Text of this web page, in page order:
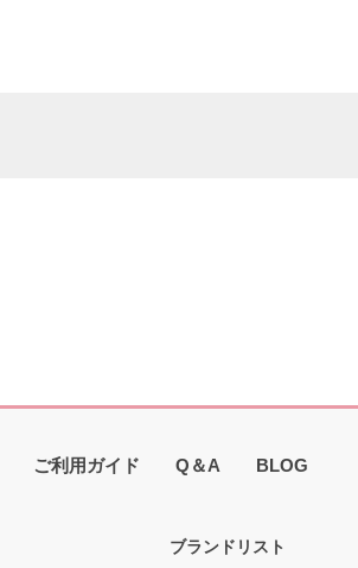
ご利用ガイド Q＆A BLOG
ブランドリスト